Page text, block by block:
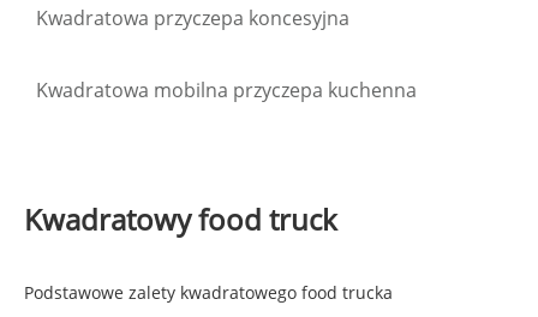
Kwadratowa przyczepa koncesyjna
Kwadratowa mobilna przyczepa kuchenna
Kwadratowy food truck
Podstawowe zalety kwadratowego food trucka